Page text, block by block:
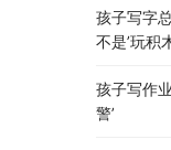
孩子写字
不是’玩积
孩子写作
警’